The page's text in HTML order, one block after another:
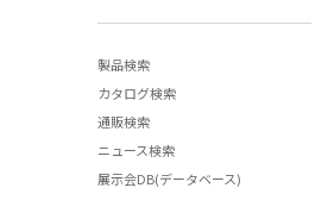
製品検索
カタログ検索
通販検索
ニュース検索
展示会DB(データベース)